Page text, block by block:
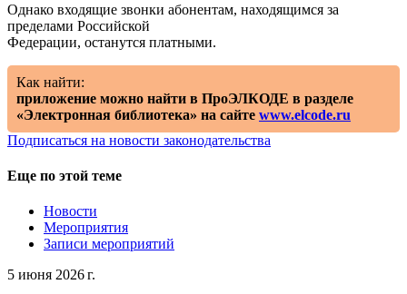
Однако входящие звонки абонентам, находящимся за
пределами Российской
Федерации, останутся платными.
Как найти:
приложение можно найти в ПроЭЛКОДЕ в разделе
«Электронная библиотека» на сайте www.elcode.ru
Подписаться на новости законодательства
Еще по этой теме
Новости
Мероприятия
Записи мероприятий
5 июня 2026 г.